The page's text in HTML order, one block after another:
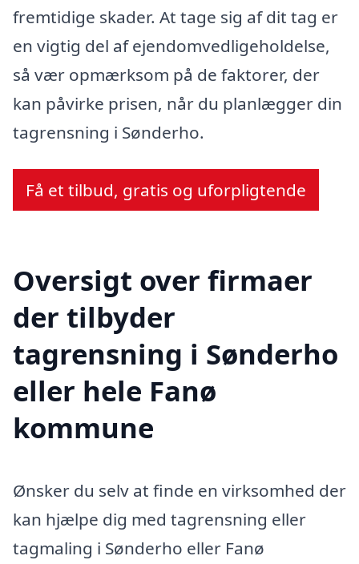
fremtidige skader. At tage sig af dit tag er
en vigtig del af ejendomvedligeholdelse,
så vær opmærksom på de faktorer, der
kan påvirke prisen, når du planlægger din
tagrensning i Sønderho.
Få et tilbud, gratis og uforpligtende
Oversigt over firmaer
der tilbyder
tagrensning i Sønderho
eller hele Fanø
kommune
Ønsker du selv at finde en virksomhed der
kan hjælpe dig med tagrensning eller
tagmaling i Sønderho eller Fanø